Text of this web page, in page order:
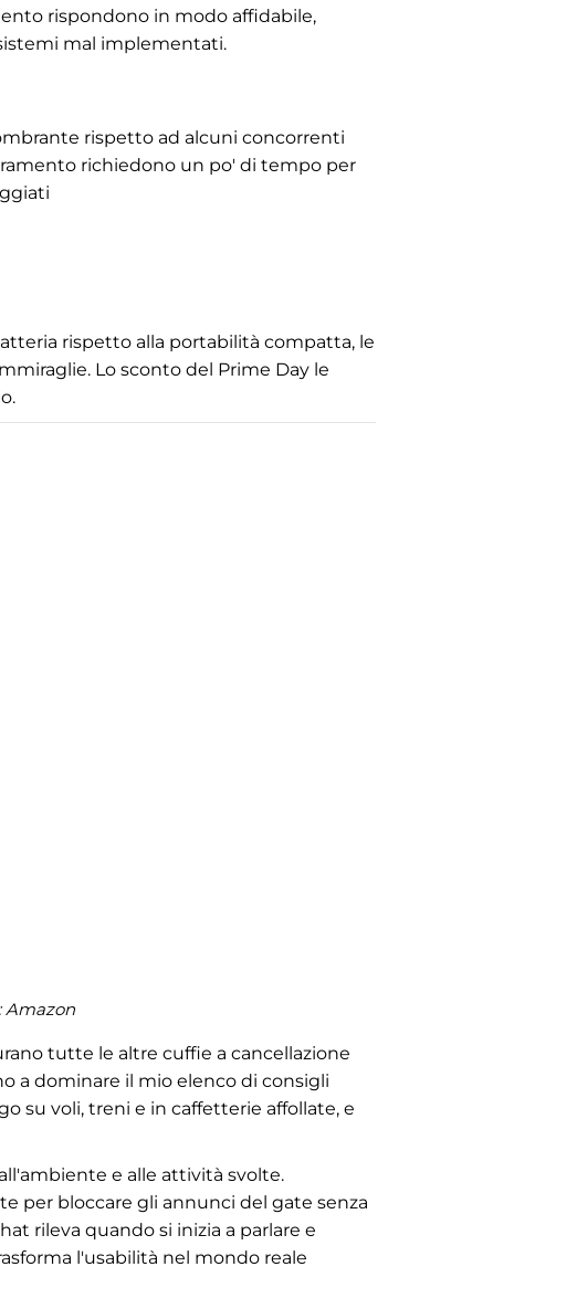
rispondono in modo affidabile,
mal implementati.
rispetto ad alcuni concorrenti
richiedono un po' di tempo per
rispetto alla portabilità compatta, le
Lo sconto del Prime Day le
Amazon
tutte le altre cuffie a cancellazione
a dominare il mio elenco di consigli
su voli, treni e in caffetterie affollate, e
e alle attività svolte.
per bloccare gli annunci del gate senza
rileva quando si inizia a parlare e
l'usabilità nel mondo reale